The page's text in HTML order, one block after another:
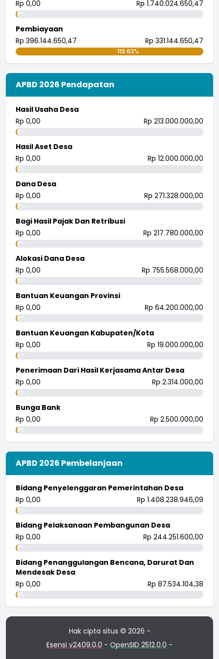
Rp 0,00
Rp 1.740.024.650,47
0%
Pembiayaan
Rp 396.144.650,47
Rp 331.144.650,47
119.63%
APBD 2026 Pendapatan
Hasil Usaha Desa
Rp 0,00
Rp 213.000.000,00
0%
Hasil Aset Desa
Rp 0,00
Rp 12.000.000,00
0%
Dana Desa
Rp 0,00
Rp 271.328.000,00
0%
Bagi Hasil Pajak Dan Retribusi
Rp 0,00
Rp 217.780.000,00
0%
Alokasi Dana Desa
Rp 0,00
Rp 755.568.000,00
0%
Bantuan Keuangan Provinsi
Rp 0,00
Rp 64.200.000,00
0%
Bantuan Keuangan Kabupaten/Kota
Rp 0,00
Rp 19.000.000,00
0%
Penerimaan Dari Hasil Kerjasama Antar Desa
Rp 0,00
Rp 2.314.000,00
0%
Bunga Bank
Rp 0,00
Rp 2.500.000,00
0%
APBD 2026 Pembelanjaan
Bidang Penyelenggaran Pemerintahan Desa
Rp 0,00
Rp 1.408.238.946,09
0%
Bidang Pelaksanaan Pembangunan Desa
Rp 0,00
Rp 244.251.600,00
0%
Bidang Penanggulangan Bencana, Darurat Dan
Mendesak Desa
Rp 0,00
Rp 87.534.104,38
0%
Hak cipta situs © 2026 -
Esensi v2409.0.0 - OpenSID 2512.0.0 -